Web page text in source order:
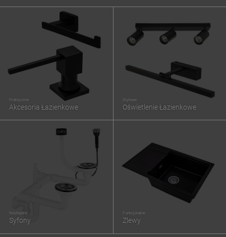
Praktyczne
Akcesoria Łazienkowe
Stylowe
Oświetlenie Łazienkowe
Niezbędne
Syfony
Funkcjonalne
Zlewy